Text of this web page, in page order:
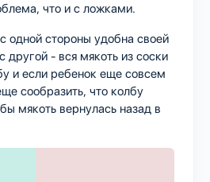
что и с ложками.
одной стороны удобна своей
другой - вся мякоть из соски
и если ребенок еще совсем
сообразить, что колбу
мякоть вернулась назад в